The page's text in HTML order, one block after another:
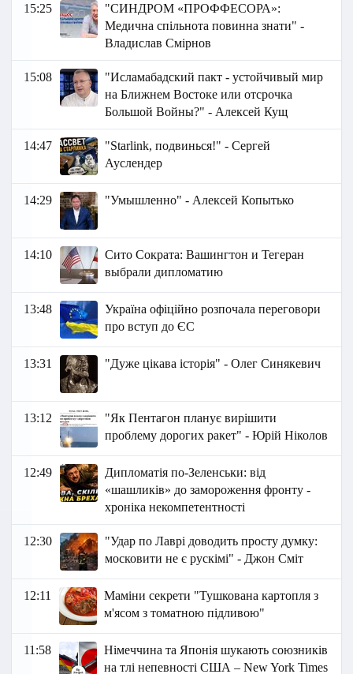
15:25
"СИНДРОМ «ПРОФФЕСОРА»:
Медична спільнота повинна знати" -
Владислав Смірнов
15:08
"Исламабадский пакт - устойчивый мир
на Ближнем Востоке или отсрочка
Большой Войны?" - Алексей Кущ
14:47
"Starlink, подвинься!" - Сергей
Ауслендер
14:29 "Умышленно" - Алексей Копытько
14:10
Сито Сократа: Вашингтон и Тегеран
выбрали дипломатию
13:48
Україна офіційно розпочала переговори
про вступ до ЄС
13:31 "Дуже цікава історія" - Олег Синякевич
13:12
"Як Пентагон планує вирішити
проблему дорогих ракет" - Юрій Ніколов
12:49
Дипломатія по-Зеленськи: від
«шашликів» до замороження фронту -
хроніка некомпетентності
12:30
"Удар по Лаврі доводить просту думку:
московити не є рускімі" - Джон Сміт
12:11
Маміни секрети "Тушкована картопля з
м'ясом з томатною підливою"
11:58
Німеччина та Японія шукають союзників
на тлі непевності США – New York Times